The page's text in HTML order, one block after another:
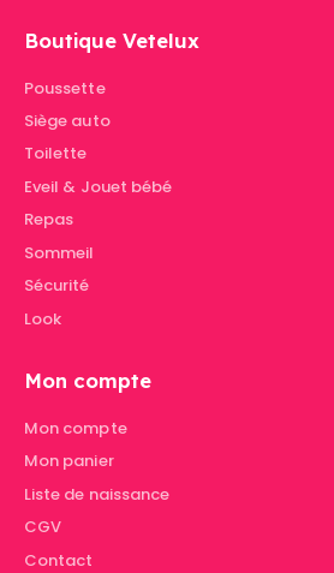
Boutique Vetelux
Poussette
Siège auto
Toilette
Eveil & Jouet bébé
Repas
Sommeil
Sécurité
Look
Mon compte
Mon compte
Mon panier
Liste de naissance
CGV
Contact